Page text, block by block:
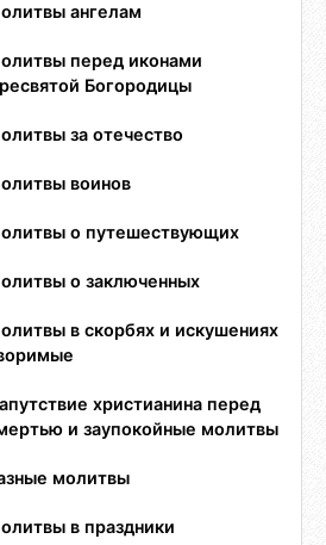
ангелам
перед иконами
Богородицы
за отечество
воинов
о путешествующих
о заключенных
в скорбях и искушениях
христианина перед
и заупокойные молитвы
молитвы
в праздники